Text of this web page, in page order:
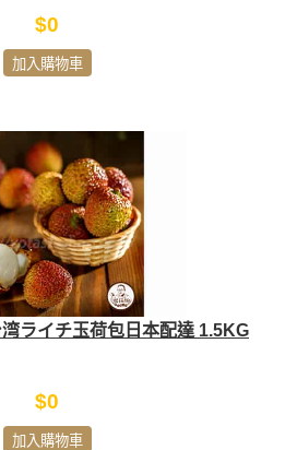
$0
加入購物車
湾ライチ玉荷包日本配達 1.5KG
$0
加入購物車